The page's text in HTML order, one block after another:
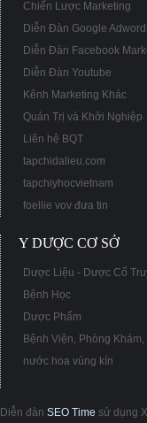
Chiến Lược Marketing
Diễn Đàn Google
Diễn Đàn Facebook
Diễn Đàn Youtube
Kênh Marketing Khác
Quản Trị và Khởi Nghiệp
Liên hệ BQT
tapchidalieu.com
tapchiyhocvietnam
foellie vov đưa tin
Y DƯỢC CƠ SỞ
Dược Liệu - Dược Cổ
Bệnh Học
Dược Phẩm
Bệnh Viện, Phòng Khám,
nước hoa vùng kín
Diễn đàn SEO Time sử dụng